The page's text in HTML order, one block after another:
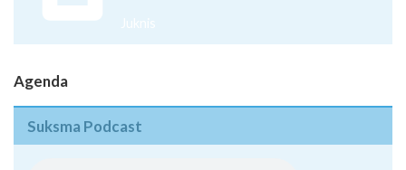
Juknis
Agenda
Suksma Podcast